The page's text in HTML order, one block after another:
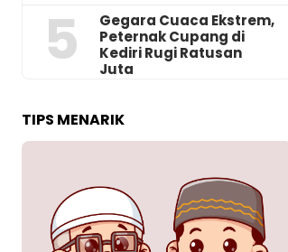
5
‎Gegara Cuaca Ekstrem,
Peternak Cupang di
Kediri Rugi Ratusan
Juta
TIPS MENARIK